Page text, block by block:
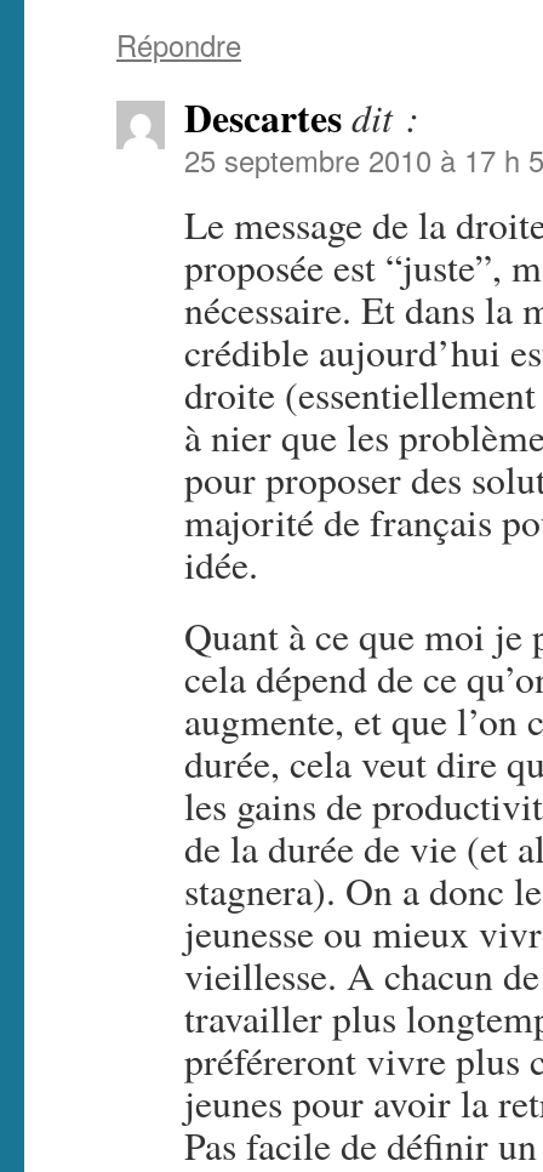
Répondre
Descartesdit :
25 septembre 2010 à 17 h
Le message de la
proposée est “juste”,
nécessaire. Et dans la
crédible aujourd’hui
droite
à nier que les
pour proposer des
majorité de français
idée.
Quant à ce que moi
cela dépend de ce
augmente, et que
durée, cela veut dire
les gains de
de la durée de vie (et
stagnera). On a donc
jeunesse ou mieux
vieillesse. A chacun
travailler plus
préféreront vivre plus
jeunes pour avoir la
Pas facile de définir